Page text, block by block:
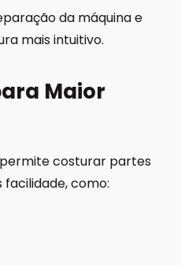
da máquina e
mais intuitivo.
Maior
permite costurar partes
como: